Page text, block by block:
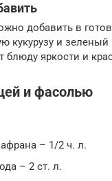
добавить в
кукурузу и зеленый
блюду яркости и
и фасолью
– 1/2 ч. л.
– 2 ст. л.